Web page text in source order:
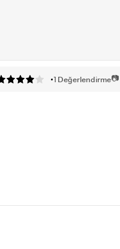
1 Değerlendirme📷